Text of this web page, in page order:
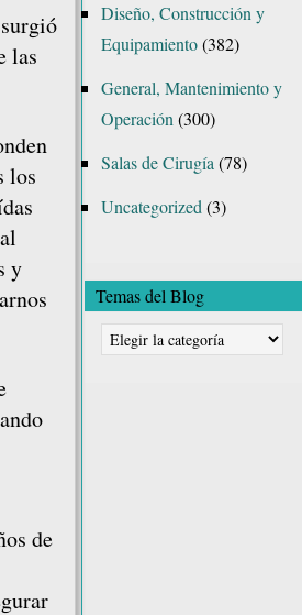
las
los
y
de
Diseño, Construcción y
Equipamiento(382)
General, Mantenimiento y
Operación (300)
Salas de Cirugía (78)
Uncategorized (3)
Temas del Blog
Temas
del